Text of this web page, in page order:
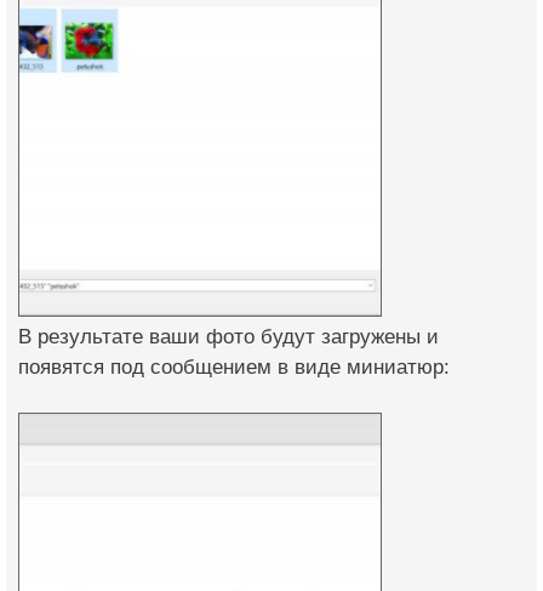
В результате ваши фото будут загружены и
появятся под сообщением в виде миниатюр: